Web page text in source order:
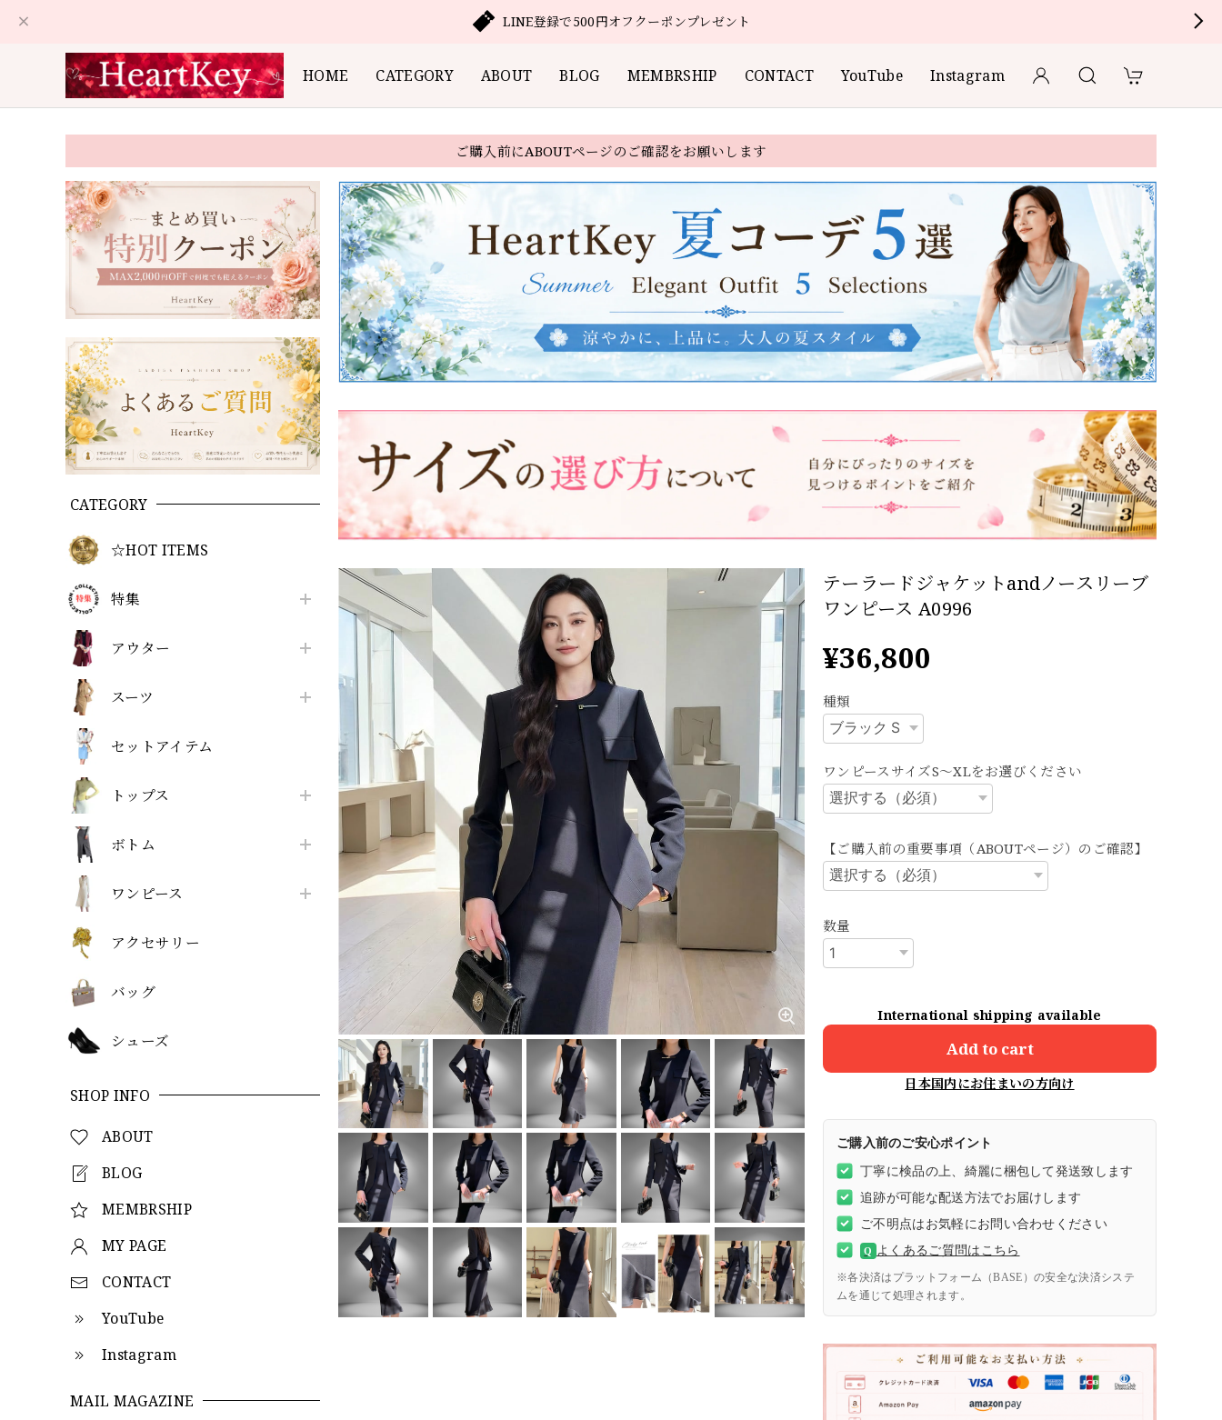
LINE登録で500円オフクーポンプレゼント
HOME CATEGORY ABOUT BLOG MEMBRSHIP CONTACT YouTube Instagram
ご購入前にABOUTページのご確認をお願いします
CATEGORY
☆HOT ITEMS
特集
アウター
スーツ
セットアイテム
トップス
ボトム
ワンピース
アクセサリー
バッグ
シューズ
SHOP INFO
ABOUT
BLOG
MEMBRSHIP
MY PAGE
CONTACT
YouTube
Instagram
MAIL MAGAZINE
テーラードジャケットandノースリーブ
ワンピース A0996
¥36,800
種類
ワンピースサイズS～XLをお選びください
【ご購入前の重要事項（ABOUTページ）のご確認】
数量
International shipping available
Add to cart
日本国内にお住まいの方向け
ご購入前のご安心ポイント
丁寧に検品の上、綺麗に梱包して発送致します
追跡が可能な配送方法でお届けします
ご不明点はお気軽にお問い合わせください
Q よくあるご質問はこちら
※各決済はプラットフォーム（BASE）の安全な決済システ
ムを通じて処理されます。